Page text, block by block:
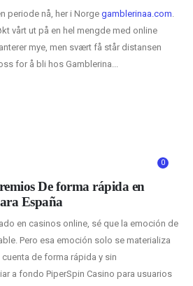
periode nå, her i Norge gamblerinaa.com
vårt ut på en hel mengde med online
mye, men svært få står distansen
for å bli hos Gamblerina...
0
De forma rápida en
España
en casinos online, sé que la emoción de
Pero esa emoción solo se materializa
de forma rápida y sin
a fondo PiperSpin Casino para usuarios